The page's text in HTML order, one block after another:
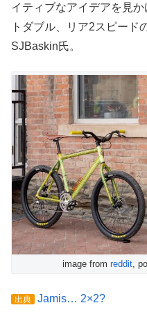
イティブなアイデアを見
トダブル、リア2スピード
SJBaskin氏。
image from reddit,
出典 Jamis… 2×2?